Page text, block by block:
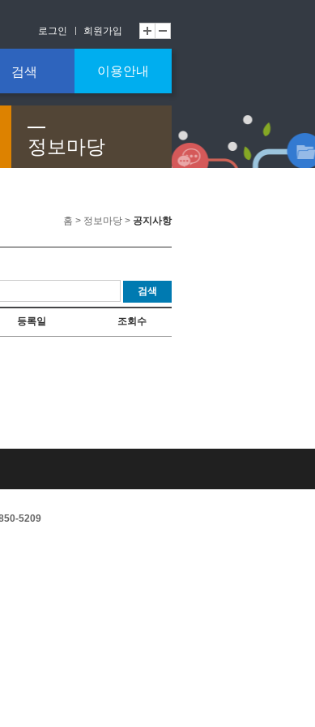
로그인 회원가입
검색 이용안내
정보마당
홈 > 정보마당 > 공지사항
검색
등록일 조회수
5209